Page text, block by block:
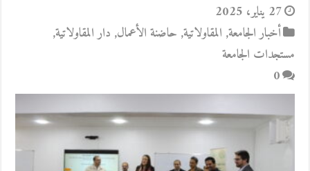
27 يناير، 2025
أخبار الجامعة, المقاولاتية, حاضنة الأعمال, دار المقاولاتية,
مستجدات الجامعة
0